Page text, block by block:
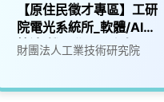
【原住民徵才專區】工研
院電光系統所_軟體/AI演
算法/機器學習工程師
財團法人工業技術研究院